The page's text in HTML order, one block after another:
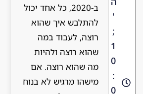
'
;
1
0
:
0
ב-2020, כל אחד יכול
להתלבש איך שהוא
רוצה, לעבוד במה
שהוא רוצה ולהיות
מה שהוא רוצה. אם
מישהו מרגיש לא בנוח